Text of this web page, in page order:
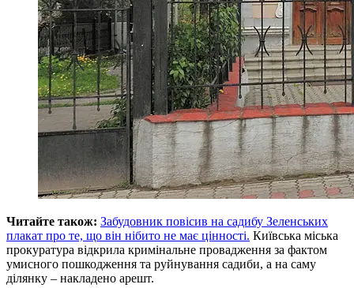
Читайте також: Забудовник повісив на садибу Зеленських
плакат про те, що він нібито не має цінності. Київська міська
прокуратура відкрила кримінальне провадження за фактом
умисного пошкодження та руйнування садиби, а на саму
ділянку – накладено арешт.